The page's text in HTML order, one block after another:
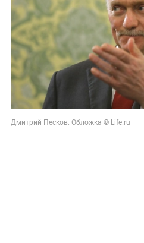
Дмитрий Песков. Обложка © Life.ru